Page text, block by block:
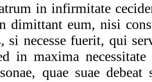
in infirmitate
dimittant eum, nisi
si necesse fuerit, qui
in maxima
quae suae